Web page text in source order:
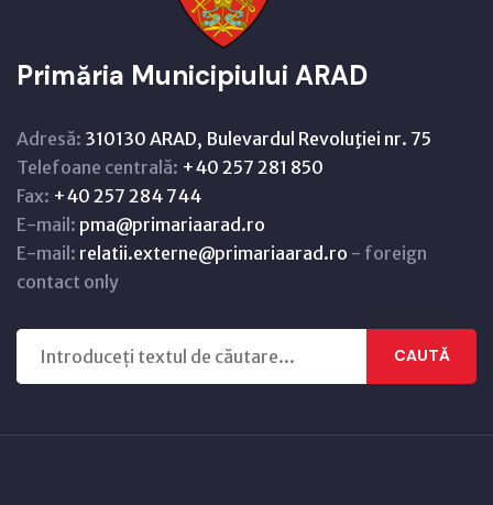
Primăria Municipiului ARAD
Adresă: 310130 ARAD, Bulevardul Revoluţiei nr. 75
Telefoane centrală: +40 257 281 850
Fax: +40 257 284 744
E-mail: pma@primariaarad.ro
E-mail: relatii.externe@primariaarad.ro - foreign
contact only
CAUTĂ